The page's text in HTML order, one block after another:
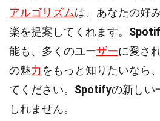
アルゴリズムは、あなたの好
楽を提案してくれます。
能も、多くのユーザーに愛さ
の魅力をもっと知りたいなら
てください。 Spotifyの新しい
しれません。